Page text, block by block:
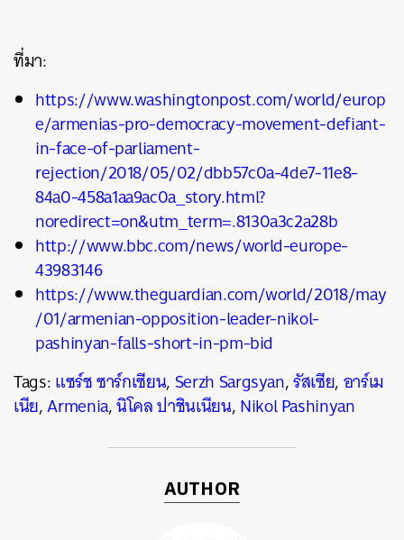
ที่มา:
https://www.washingtonpost.com/world/europ
e/armenias-pro-democracy-movement-defiant-
in-face-of-parliament-
rejection/2018/05/02/dbb57c0a-4de7-11e8-
84a0-458a1aa9ac0a_story.html?
noredirect=on&utm_term=.8130a3c2a28b
http://www.bbc.com/news/world-europe-
43983146
https://www.theguardian.com/world/2018/may
/01/armenian-opposition-leader-nikol-
pashinyan-falls-short-in-pm-bid
Tags:แซร์ช ซาร์กเซียน,Serzh Sargsyan,รัสเซีย,อาร์เม
เนีย,Armenia,นิโคล ปาชินเนียน,Nikol Pashinyan
AUTHOR